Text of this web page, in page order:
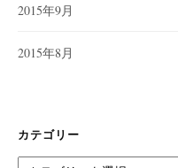
2015年9月
2015年8月
カテゴリー